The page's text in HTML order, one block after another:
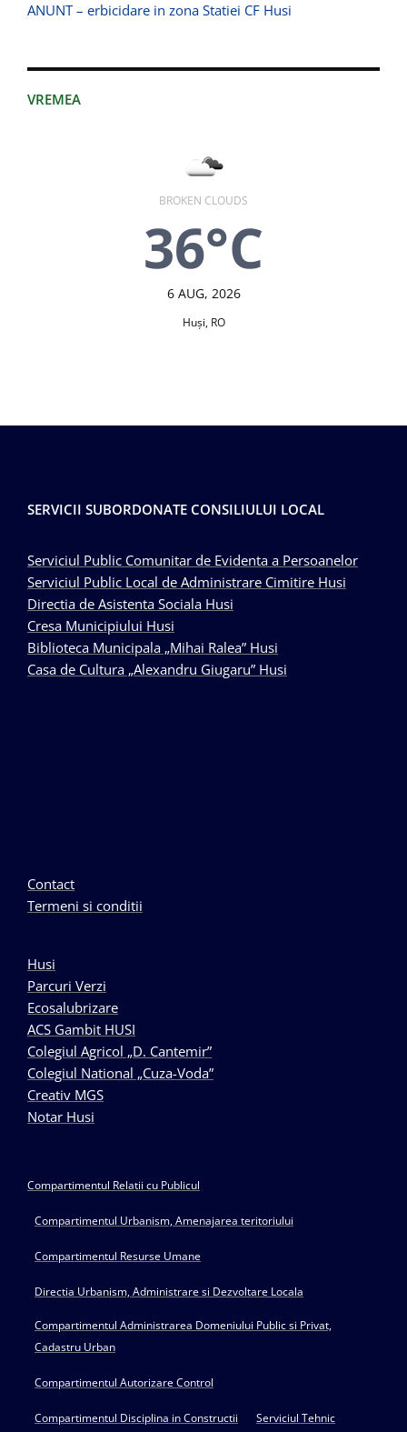
ANUNT – erbicidare in zona Statiei CF Husi
VREMEA
BROKEN CLOUDS
36°C
6 AUG, 2026
Huşi, RO
SERVICII SUBORDONATE CONSILIULUI LOCAL
Serviciul Public Comunitar de Evidenta a Persoanelor
Serviciul Public Local de Administrare Cimitire Husi
Directia de Asistenta Sociala Husi
Cresa Municipiului Husi
Biblioteca Municipala „Mihai Ralea” Husi
Casa de Cultura „Alexandru Giugaru” Husi
Contact
Termeni si conditii
Husi
Parcuri Verzi
Ecosalubrizare
ACS Gambit HUSI
Colegiul Agricol „D. Cantemir”
Colegiul National „Cuza-Voda”
Creativ MGS
Notar Husi
Compartimentul Relatii cu Publicul
Compartimentul Urbanism, Amenajarea teritoriului
Compartimentul Resurse Umane
Directia Urbanism, Administrare si Dezvoltare Locala
Compartimentul Administrarea Domeniului Public si Privat,
Cadastru Urban
Compartimentul Autorizare Control
Compartimentul Disciplina in Constructii Serviciul Tehnic